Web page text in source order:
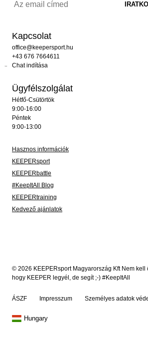
Kapcsolat
office@keepersport.hu
+43 676 7664611
Chat indítása
Ügyfélszolgálat
Hétfő-Csütörtök
9:00-16:00
Péntek
9:00-13:00
Hasznos információk
KEEPERsport
KEEPERbattle
#KeepItAll Blog
KEEPERtraining
Kedvező ajánlatok
© 2026 KEEPERsport Magyarország Kft Nem
hogy KEEPER legyél, de segít ;-) #KeepItAll
ÁSZF Impresszum Személyes adatok
Hungary